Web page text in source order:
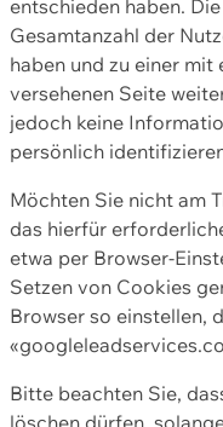
entschieden haben.
Gesamtanzahl der
haben und zu einer mit
versehenen Seite
jedoch keine
persönlich
Möchten Sie nicht am
das hierfür
etwa per Browser-
Setzen von Cookies
Browser so einstellen,
Bitte beachten Sie,